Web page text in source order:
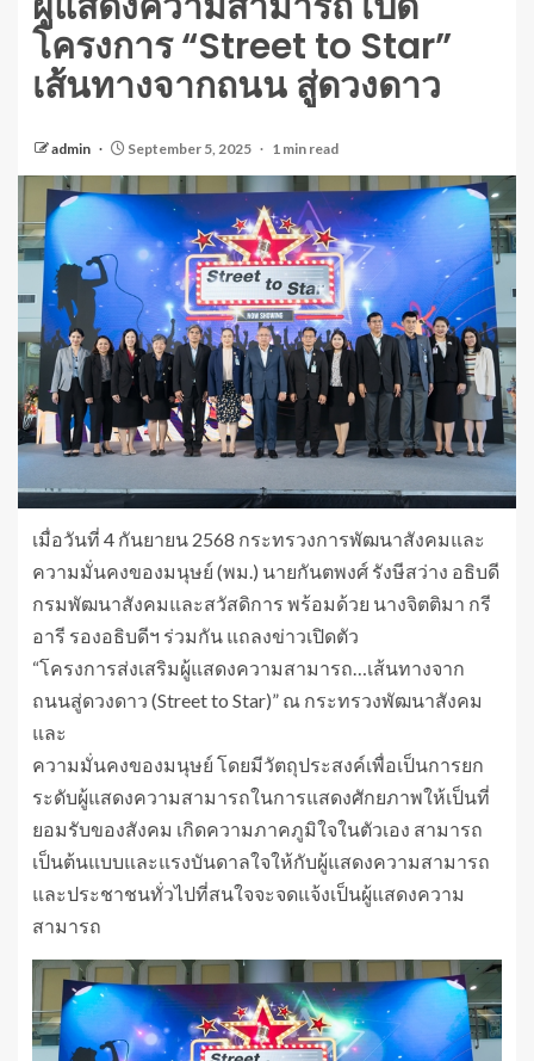
โครงการ “Street to Star”
เส้นทางจากถนน สู่ดวงดาว
admin September 5, 2025 1 min read
เมื่อวันที่ 4 กันยายน 2568 กระทรวงการพัฒนาสังคมและ
ความมั่นคงของมนุษย์ (พม.) นายกันตพงศ์ รังษีสว่าง อธิบดี
กรมพัฒนาสังคมและสวัสดิการ พร้อมด้วย นางจิตติมา กรี
อารี รองอธิบดีฯ ร่วมกัน แถลงข่าวเปิดตัว
“โครงการส่งเสริมผู้แสดงความสามารถ…เส้นทางจาก
ถนนสู่ดวงดาว (Street to Star)” ณ กระทรวงพัฒนาสังคม
และ
ความมั่นคงของมนุษย์ โดยมีวัตถุประสงค์เพื่อเป็นการยก
ระดับผู้แสดงความสามารถในการแสดงศักยภาพให้เป็นที่
ยอมรับของสังคม เกิดความภาคภูมิใจในตัวเอง สามารถ
เป็นต้นแบบและแรงบันดาลใจให้กับผู้แสดงความสามารถ
และประชาชนทั่วไปที่สนใจจะจดแจ้งเป็นผู้แสดงความ
สามารถ